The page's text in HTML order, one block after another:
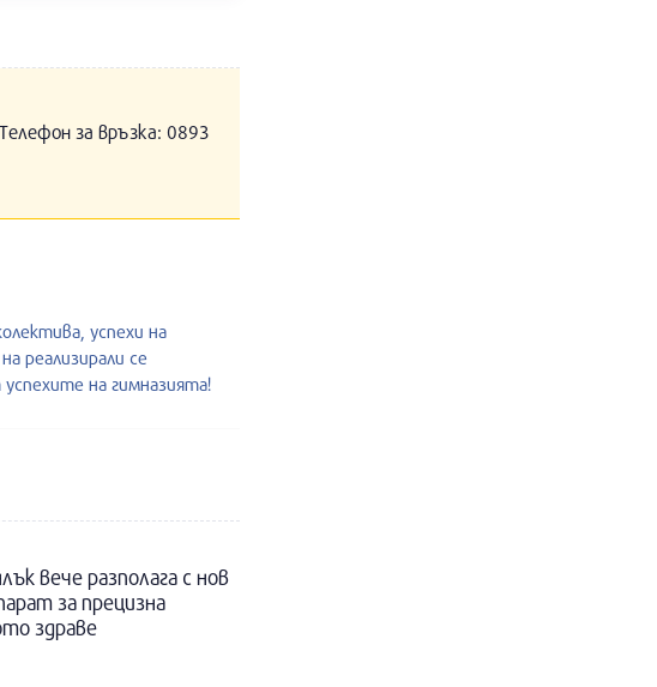
за връзка: 0893
успехи на
реализирали се
на гимназията!
вече разполага с нов
за прецизна
здраве